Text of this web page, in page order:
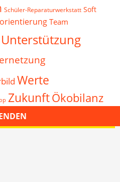
Schüler-Reparaturwerkstatt Soft
Team
Unterstützung
Werte
ZukunftÖkobilanz